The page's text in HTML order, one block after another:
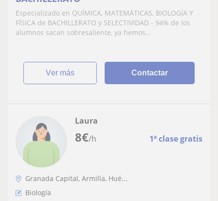
Especializado en QUÍMICA, MATEMÁTICAS, BIOLOGÍA Y
FÍSICA de BACHILLERATO y SELECTIVIDAD - 94% de los
alumnos sacan sobresaliente, ya hemos...
ver más Contactar
8€/h 1ª clase gratis
Laura
Granada Capital, Armilla, Hué...
Biología